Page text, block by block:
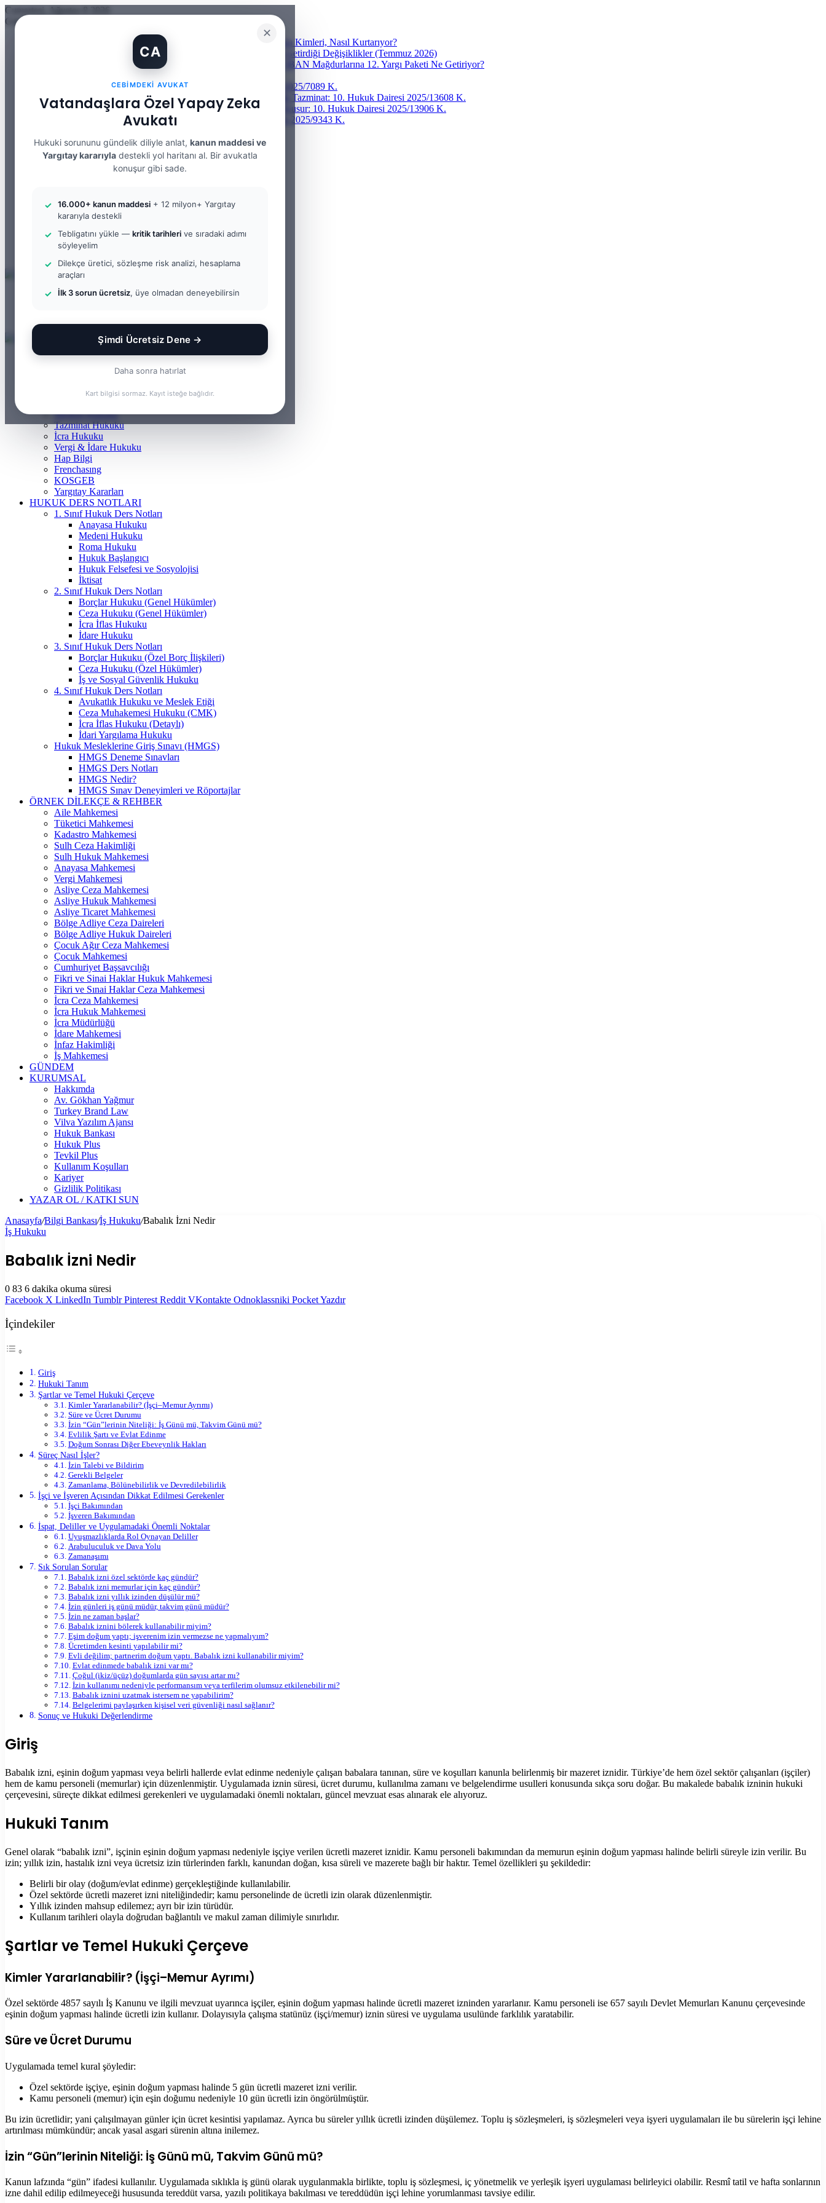
✕
CA
CEBIMDEKI AVUKAT
Vatandaşlara Özel Yapay Zeka
Avukatı
Hukuki sorununu gündelik diliyle anlat, kanun maddesi ve
Yargıtay kararıyla destekli yol haritanı al. Bir avukatla
konuşur gibi sade.
16.000+ kanun maddesi + 12 milyon+ Yargıtay
kararıyla destekli
Tebligatını yükle — kritik tarihleri ve sıradaki adımı
söyleyelim
Dilekçe üretici, sözleşme risk analizi, hesaplama
araçları
İlk 3 sorun ücretsiz, üye olmadan deneyebilirsin
Şimdi Ücretsiz Dene →
Daha sonra hatırlat
Kart bilgisi sormaz. Kayıt isteğe bağlıdır.
Cumartesi, Ağustos 8 2026
Güncel Makale
İBAN Kiralama Cezasında Yeni Dönem: TCK 158’e Eklenen Fıkra Kimleri, Nasıl Kurtarıyor?
12. Yargı Paketi Kabul Edildi: Avukat Gözüyle Tüm Maddeler ve Getirdiği Değişiklikler (Temmuz 2026)
Banka Hesabımı Dolandırıcılara Kullandırdım, Başıma Ne Gelir? IBAN Mağdurlarına 12. Yargı Paketi Ne Getiriyor?
Yargıtay Kararı İncelemesi ve Tanık Beyanları: 9. Hukuk Dairesi 2025/7089 K.
Kusur Belirlemesinin Maddi ve Manevi Tazminata Etkisi ve Maddi Tazminat: 10. Hukuk Dairesi 2025/13608 K.
Kusur Belirlemesinin Maddi ve Manevi Tazminata Etkisi ve Ağır Kusur: 10. Hukuk Dairesi 2025/13906 K.
Kira Sözleşmesinin Feshi ve Bilirkişi İncelemesi: 9. Hukuk Dairesi 2025/9343 K.
Yargıtay Kararı İncelemesi: 2. Ceza Dairesi 2026/4266 K.
Facebook
WhatsApp
Kayıt Ol
Rastgele Makale
Kenar Bölmesi
Menü
ANASAYFA
Ceza Hukuku
Medeni Hukuku
Tazminat Hukuku
İcra Hukuku
Vergi & İdare Hukuku
Hap Bilgi
Frenchasıng
KOSGEB
Yargıtay Kararları
HUKUK DERS NOTLARI
1. Sınıf Hukuk Ders Notları
Anayasa Hukuku
Medeni Hukuku
Roma Hukuku
Hukuk Başlangıcı
Hukuk Felsefesi ve Sosyolojisi
İktisat
2. Sınıf Hukuk Ders Notları
Borçlar Hukuku (Genel Hükümler)
Ceza Hukuku (Genel Hükümler)
İcra İflas Hukuku
İdare Hukuku
3. Sınıf Hukuk Ders Notları
Borçlar Hukuku (Özel Borç İlişkileri)
Ceza Hukuku (Özel Hükümler)
İş ve Sosyal Güvenlik Hukuku
4. Sınıf Hukuk Ders Notları
Avukatlık Hukuku ve Meslek Etiği
Ceza Muhakemesi Hukuku (CMK)
İcra İflas Hukuku (Detaylı)
İdari Yargılama Hukuku
Hukuk Mesleklerine Giriş Sınavı (HMGS)
HMGS Deneme Sınavları
HMGS Ders Notları
HMGS Nedir?
HMGS Sınav Deneyimleri ve Röportajlar
ÖRNEK DILEKÇE & REHBER
Aile Mahkemesi
Tüketici Mahkemesi
Kadastro Mahkemesi
Sulh Ceza Hakimliği
Sulh Hukuk Mahkemesi
Anayasa Mahkemesi
Vergi Mahkemesi
Asliye Ceza Mahkemesi
Asliye Hukuk Mahkemesi
Asliye Ticaret Mahkemesi
Bölge Adliye Ceza Daireleri
Bölge Adliye Hukuk Daireleri
Çocuk Ağır Ceza Mahkemesi
Çocuk Mahkemesi
Cumhuriyet Başsavcılığı
Fikri ve Sinai Haklar Hukuk Mahkemesi
Fikri ve Sınai Haklar Ceza Mahkemesi
İcra Ceza Mahkemesi
İcra Hukuk Mahkemesi
İcra Müdürlüğü
İdare Mahkemesi
İnfaz Hakimliği
İş Mahkemesi
GÜNDEM
KURUMSAL
Hakkımda
Av. Gökhan Yağmur
Turkey Brand Law
Vilva Yazılım Ajansı
Hukuk Bankası
Hukuk Plus
Tevkil Plus
Kullanım Koşulları
Kariyer
Gizlilik Politikası
YAZAR OL / KATKI SUN
Anasayfa/Bilgi Bankası/İş Hukuku/Babalık İzni Nedir
İş Hukuku
Babalık İzni Nedir
0 83 6 dakika okuma süresi
Facebook X LinkedIn Tumblr Pinterest Reddit VKontakte Odnoklassniki PocketYazdır
İçindekiler
Giriş
Hukuki Tanım
Şartlar ve Temel Hukuki Çerçeve
Kimler Yararlanabilir? (İşçi–Memur Ayrımı)
Süre ve Ücret Durumu
İzin “Gün”lerinin Niteliği: İş Günü mü, Takvim Günü mü?
Evlilik Şartı ve Evlat Edinme
Doğum Sonrası Diğer Ebeveynlik Hakları
Süreç Nasıl İşler?
İzin Talebi ve Bildirim
Gerekli Belgeler
Zamanlama, Bölünebilirlik ve Devredilebilirlik
İşçi ve İşveren Açısından Dikkat Edilmesi Gerekenler
İşçi Bakımından
İşveren Bakımından
İspat, Deliller ve Uygulamadaki Önemli Noktalar
Uyuşmazlıklarda Rol Oynayan Deliller
Arabuluculuk ve Dava Yolu
Zamanaşımı
Sık Sorulan Sorular
Babalık izni özel sektörde kaç gündür?
Babalık izni memurlar için kaç gündür?
Babalık izni yıllık izinden düşülür mü?
İzin günleri iş günü müdür, takvim günü müdür?
İzin ne zaman başlar?
Babalık iznini bölerek kullanabilir miyim?
Eşim doğum yaptı; işverenim izin vermezse ne yapmalıyım?
Ücretimden kesinti yapılabilir mi?
Evli değilim; partnerim doğum yaptı. Babalık izni kullanabilir miyim?
Evlat edinmede babalık izni var mı?
Çoğul (ikiz/üçüz) doğumlarda gün sayısı artar mı?
İzin kullanımı nedeniyle performansım veya terfilerim olumsuz etkilenebilir mi?
Babalık iznini uzatmak istersem ne yapabilirim?
Belgelerimi paylaşırken kişisel veri güvenliği nasıl sağlanır?
Sonuç ve Hukuki Değerlendirme
Giriş
Babalık izni, eşinin doğum yapması veya belirli hallerde evlat edinme nedeniyle çalışan babalara tanınan, süre ve koşulları kanunla belirlenmiş bir mazeret iznidir. Türkiye’de hem özel sektör çalışanları (işçiler)
hem de kamu personeli (memurlar) için düzenlenmiştir. Uygulamada iznin süresi, ücret durumu, kullanılma zamanı ve belgelendirme usulleri konusunda sıkça soru doğar. Bu makalede babalık izninin hukuki
çerçevesini, süreçte dikkat edilmesi gerekenleri ve uygulamadaki önemli noktaları, güncel mevzuat esas alınarak ele alıyoruz.
Hukuki Tanım
Genel olarak “babalık izni”, işçinin eşinin doğum yapması nedeniyle işçiye verilen ücretli mazeret iznidir. Kamu personeli bakımından da memurun eşinin doğum yapması halinde belirli süreyle izin verilir. Bu
izin; yıllık izin, hastalık izni veya ücretsiz izin türlerinden farklı, kanundan doğan, kısa süreli ve mazerete bağlı bir haktır. Temel özellikleri şu şekildedir:
Belirli bir olay (doğum/evlat edinme) gerçekleştiğinde kullanılabilir.
Özel sektörde ücretli mazeret izni niteliğindedir; kamu personelinde de ücretli izin olarak düzenlenmiştir.
Yıllık izinden mahsup edilemez; ayrı bir izin türüdür.
Kullanım tarihleri olayla doğrudan bağlantılı ve makul zaman dilimiyle sınırlıdır.
Şartlar ve Temel Hukuki Çerçeve
Kimler Yararlanabilir? (İşçi–Memur Ayrımı)
Özel sektörde 4857 sayılı İş Kanunu ve ilgili mevzuat uyarınca işçiler, eşinin doğum yapması halinde ücretli mazeret izninden yararlanır. Kamu personeli ise 657 sayılı Devlet Memurları Kanunu çerçevesinde
eşinin doğum yapması halinde ücretli izin kullanır. Dolayısıyla çalışma statünüz (işçi/memur) iznin süresi ve uygulama usulünde farklılık yaratabilir.
Süre ve Ücret Durumu
Uygulamada temel kural şöyledir:
Özel sektörde işçiye, eşinin doğum yapması halinde 5 gün ücretli mazeret izni verilir.
Kamu personeli (memur) için eşin doğumu nedeniyle 10 gün ücretli izin öngörülmüştür.
Bu izin ücretlidir; yani çalışılmayan günler için ücret kesintisi yapılamaz. Ayrıca bu süreler yıllık ücretli izinden düşülemez. Toplu iş sözleşmeleri, iş sözleşmeleri veya işyeri uygulamaları ile bu sürelerin işçi lehine
artırılması mümkündür; ancak yasal asgari sürenin altına inilemez.
İzin “Gün”lerinin Niteliği: İş Günü mü, Takvim Günü mü?
Kanun lafzında “gün” ifadesi kullanılır. Uygulamada sıklıkla iş günü olarak uygulanmakla birlikte, toplu iş sözleşmesi, iç yönetmelik ve yerleşik işyeri uygulaması belirleyici olabilir. Resmî tatil ve hafta sonlarının
izne dahil edilip edilmeyeceği hususunda tereddüt varsa, yazılı politikaya bakılması ve tereddüdün işçi lehine yorumlanması tavsiye edilir.